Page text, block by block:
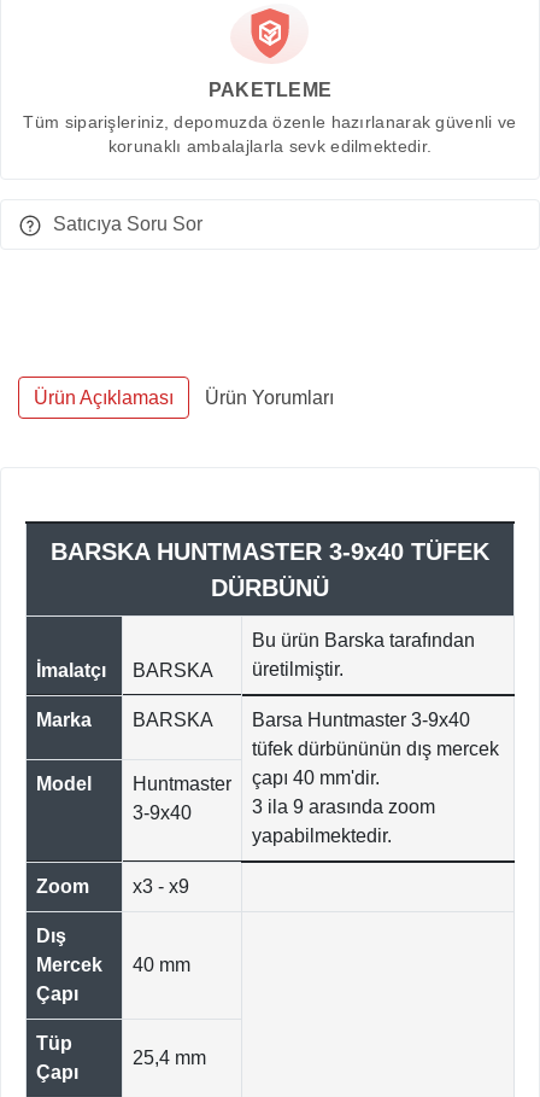
PAKETLEME
Tüm siparişleriniz, depomuzda özenle hazırlanarak güvenli ve
korunaklı ambalajlarla sevk edilmektedir.
Satıcıya Soru Sor
Ürün Açıklaması Ürün Yorumları
BARSKA HUNTMASTER 3-9x40 TÜFEK
DÜRBÜNÜ
İmalatçı BARSKA
Bu ürün Barska tarafından
üretilmiştir.
Marka BARSKA
Barsa Huntmaster 3-9x40
tüfek dürbününün dış mercek
çapı 40 mm'dir.
3 ila 9 arasında zoom
yapabilmektedir.
Model
Huntmaster
3-9x40
Zoom x3 - x9
Dış
Mercek
Çapı
40 mm
Tüp
Çapı
25,4 mm